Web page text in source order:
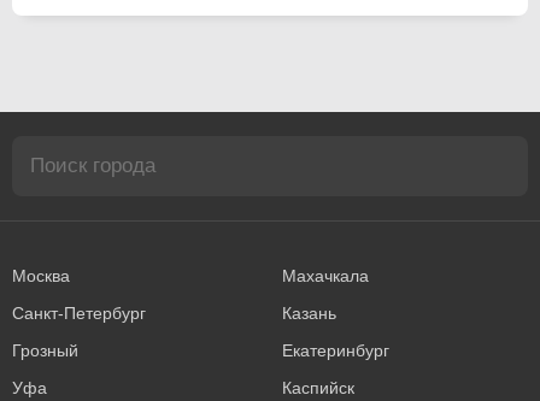
Москва
Махачкала
Санкт-Петербург
Казань
Грозный
Екатеринбург
Уфа
Каспийск